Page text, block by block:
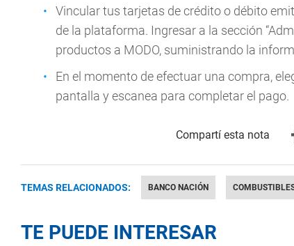
Vincular tus tarjetas de crédito o débito
de la plataforma. Ingresar a la sección
productos a MODO, suministrando la
En el momento de efectuar una compra,
pantalla y escanea para completar el pago.
TEMAS RELACIONADOS: BANCO NACIÓN
TE PUEDE INTERESAR